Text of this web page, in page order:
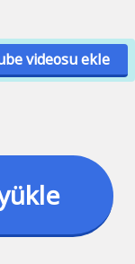
videosu ekle